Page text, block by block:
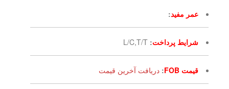
عمر مفید:
شرایط پرداخت:
L/C,T/T
قیمت FOB : دریافت آخرین قیمت